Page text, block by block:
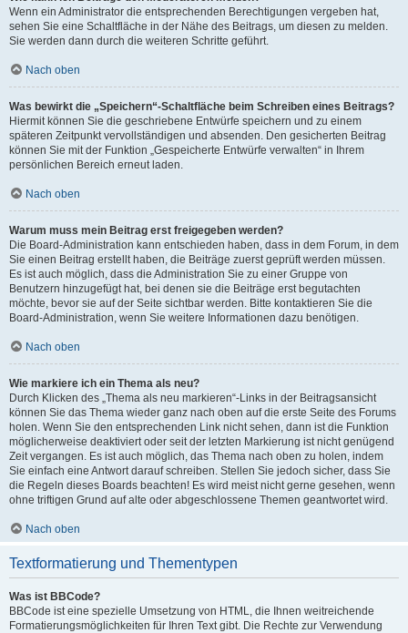
Wenn ein Administrator die entsprechenden Berechtigungen vergeben hat,
sehen Sie eine Schaltfläche in der Nähe des Beitrags, um diesen zu melden.
Sie werden dann durch die weiteren Schritte geführt.
Nach oben
Was bewirkt die „Speichern“-Schaltfläche beim Schreiben eines Beitrags?
Hiermit können Sie die geschriebene Entwürfe speichern und zu einem
späteren Zeitpunkt vervollständigen und absenden. Den gesicherten Beitrag
können Sie mit der Funktion „Gespeicherte Entwürfe verwalten“ in Ihrem
persönlichen Bereich erneut laden.
Nach oben
Warum muss mein Beitrag erst freigegeben werden?
Die Board-Administration kann entschieden haben, dass in dem Forum, in dem
Sie einen Beitrag erstellt haben, die Beiträge zuerst geprüft werden müssen.
Es ist auch möglich, dass die Administration Sie zu einer Gruppe von
Benutzern hinzugefügt hat, bei denen sie die Beiträge erst begutachten
möchte, bevor sie auf der Seite sichtbar werden. Bitte kontaktieren Sie die
Board-Administration, wenn Sie weitere Informationen dazu benötigen.
Nach oben
Wie markiere ich ein Thema als neu?
Durch Klicken des „Thema als neu markieren“-Links in der Beitragsansicht
können Sie das Thema wieder ganz nach oben auf die erste Seite des Forums
holen. Wenn Sie den entsprechenden Link nicht sehen, dann ist die Funktion
möglicherweise deaktiviert oder seit der letzten Markierung ist nicht genügend
Zeit vergangen. Es ist auch möglich, das Thema nach oben zu holen, indem
Sie einfach eine Antwort darauf schreiben. Stellen Sie jedoch sicher, dass Sie
die Regeln dieses Boards beachten! Es wird meist nicht gerne gesehen, wenn
ohne triftigen Grund auf alte oder abgeschlossene Themen geantwortet wird.
Nach oben
Textformatierung und Thementypen
Was ist BBCode?
BBCode ist eine spezielle Umsetzung von HTML, die Ihnen weitreichende
Formatierungsmöglichkeiten für Ihren Text gibt. Die Rechte zur Verwendung